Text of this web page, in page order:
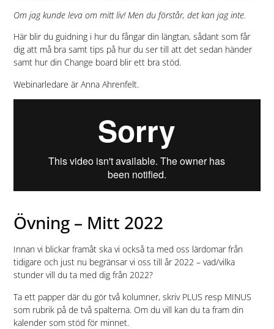
Om jag kunde leva om mitt liv!Men du förstår, det kan jag inte.
Här blir du guidning i hur du fångar din längtan, sådant som får
dig att må bra samt tips på hur du ser till att det sedan händer
samt hur din Change board blir ett bra stöd.
Webinarledare är Anna Ahrenfelt.
Övning – Mitt 2022
Innan vi blickar framåt ska vi också ta med oss lärdomar från
tidigare och just nu begränsar vi oss till år 2022 – vad/vilka
stunder vill du ta med dig från 2022?
Ta ett papper där du gör två kolumner, skriv PLUS resp MINUS
som rubrik på de två spalterna. Om du vill kan du ta fram din
kalender som stöd för minnet.